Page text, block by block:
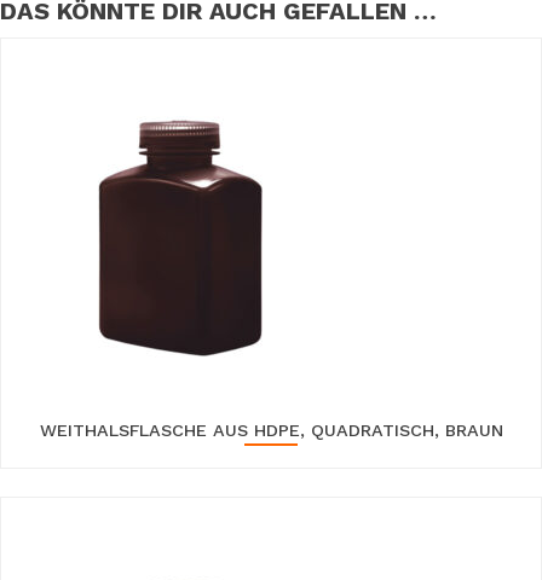
DAS KÖNNTE DIR AUCH GEFALLEN …
WEITHALSFLASCHE AUS HDPE, QUADRATISCH, BRAUN